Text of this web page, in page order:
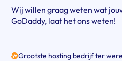
Wij willen graag weten wat
GoDaddy, laat het ons weten!
Grootste hosting bedrijf ter